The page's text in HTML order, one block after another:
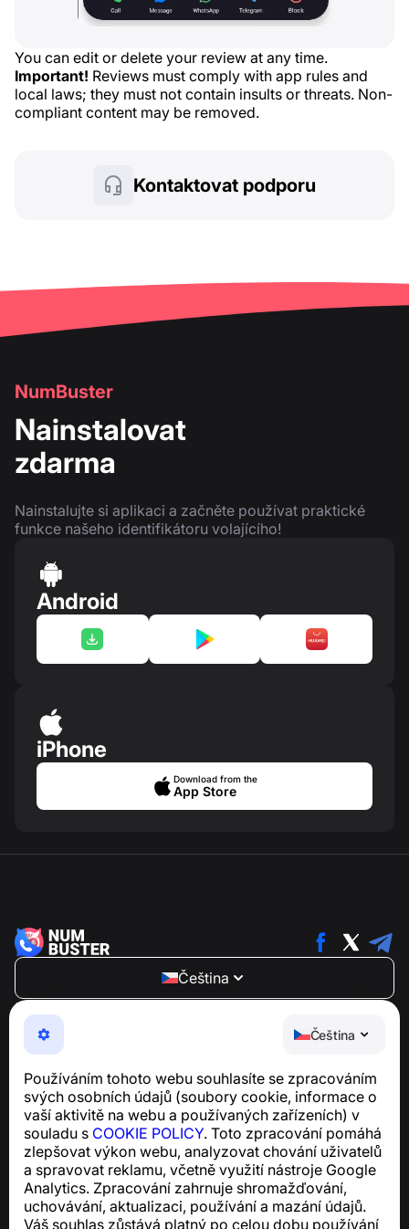
Čeština
Používáním tohoto webu souhlasíte se zpracováním
svých osobních údajů (soubory cookie, informace o
vaší aktivitě na webu a používaných zařízeních) v
souladu s COOKIE POLICY. Toto zpracování pomáhá
zlepšovat výkon webu, analyzovat chování uživatelů
a spravovat reklamu, včetně využití nástroje Google
Analytics. Zpracování zahrnuje shromažďování,
uchovávání, aktualizaci, používání a mazání údajů.
Váš souhlas zůstává platný po celou dobu používání
You can edit or delete your review at any time.
Important! Reviews must comply with app rules and
local laws; they must not contain insults or threats. Non-
compliant content may be removed.
Kontaktovat podporu
NumBuster
Nainstalovat
zdarma
Nainstalujte si aplikaci a začněte používat praktické
funkce našeho identifikátoru volajícího!
Android
iPhone
Download from the
App Store
Čeština
NumBuster © 2013—2026 ·
Snadno použitelná aplikace, která vás chrání před
telefonními podvody, spamem a nevyžádanými
Pro dotazy týkající se souladu s GDPR:
support@numbuster.com
Centrum nápovědy
Zprávy a články
O projektu
Kontakty